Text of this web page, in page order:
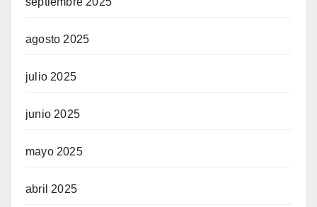
agosto 2025
julio 2025
junio 2025
mayo 2025
abril 2025